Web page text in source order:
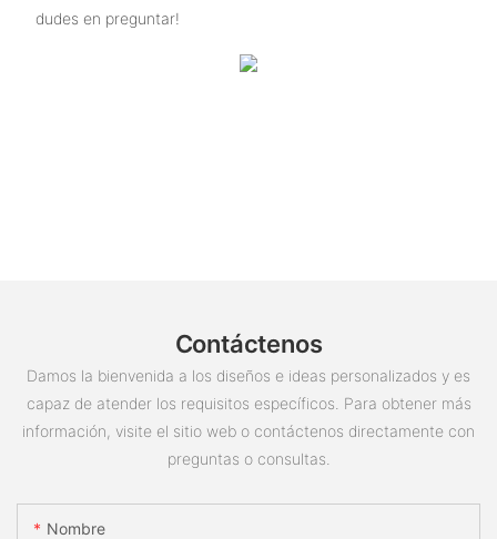
dudes en preguntar!
Contáctenos
Damos la bienvenida a los diseños e ideas personalizados y es
capaz de atender los requisitos específicos. Para obtener más
información, visite el sitio web o contáctenos directamente con
preguntas o consultas.
Nombre